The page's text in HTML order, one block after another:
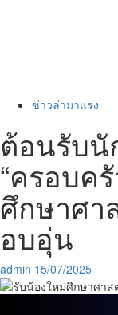
ข่าวล่ามาแรง
ต้อนรับนั
“ครอบค
ศึกษาศา
อบอุ่น
admin 15/07/2025